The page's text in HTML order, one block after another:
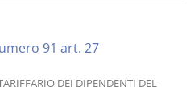
91 art. 27
DEI DIPENDENTI DEL